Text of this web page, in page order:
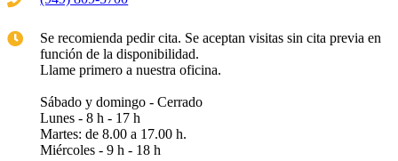
Se recomienda pedir cita. Se aceptan visitas sin cita previa en
función de la disponibilidad.
Llame primero a nuestra oficina.
Sábado y domingo - Cerrado
Lunes - 8 h - 17 h
Martes: de 8.00 a 17.00 h.
Miércoles - 9 h - 18 h